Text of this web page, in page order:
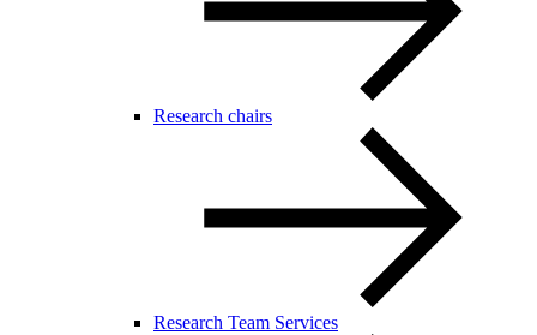
Research chairs
Research Team Services